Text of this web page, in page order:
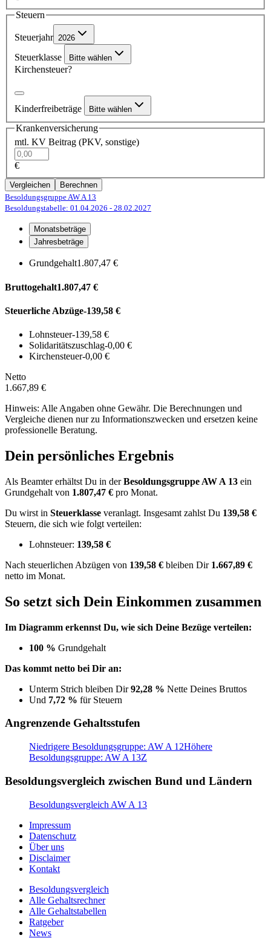
Steuern
Steuerjahr 2026
Steuerklasse Bitte wählen
Kirchensteuer?
Kinderfreibeträge Bitte wählen
Krankenversicherung
mtl. KV Beitrag (PKV, sonstige)
€
Vergleichen
Berechnen
Besoldungsgruppe AW A 13
Besoldungstabelle: 01.04.2026 - 28.02.2027
Monatsbeträge
Jahresbeträge
Grundgehalt1.807,47 €
Bruttogehalt1.807,47 €
Steuerliche Abzüge-139,58 €
Lohnsteuer-139,58 €
Solidaritätszuschlag-0,00 €
Kirchensteuer-0,00 €
Netto
1.667,89 €
Hinweis: Alle Angaben ohne Gewähr. Die Berechnungen und
Vergleiche dienen nur zu Informationszwecken und ersetzen keine
professionelle Beratung.
Dein persönliches Ergebnis
Als Beamter erhältst Du in derBesoldungsgruppe AW A 13 ein
Grundgehalt von 1.807,47 € pro Monat.
Du wirst in Steuerklasse veranlagt. Insgesamt zahlst Du 139,58 €
Steuern, die sich wie folgt verteilen:
Lohnsteuer: 139,58 €
Nach steuerlichen Abzügen von 139,58 € bleiben Dir 1.667,89 €
netto im Monat.
So setzt sich Dein Einkommen zusammen
Im Diagramm erkennst Du, wie sich Deine Bezüge verteilen:
100 % Grundgehalt
Das kommt netto bei Dir an:
Unterm Strich bleiben Dir92,28 % Nette Deines Bruttos
Und 7,72 % für Steuern
Angrenzende Gehaltsstufen
Niedrigere Besoldungsgruppe: AW A 12Höhere
Besoldungsgruppe: AW A 13Z
Besoldungsvergleich zwischen Bund und Ländern
Besoldungsvergleich AW A 13
Impressum
Datenschutz
Über uns
Disclaimer
Kontakt
Besoldungsvergleich
Alle Gehaltsrechner
Alle Gehaltstabellen
Ratgeber
News